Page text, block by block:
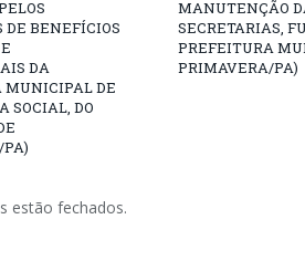
DE BENEFÍCIOS
DA
MUNICIPAL DE
SOCIAL, DO
MANUTENÇÃO
SECRETARIAS,
PREFEITURA
PRIMAVERA/PA)
estão fechados.